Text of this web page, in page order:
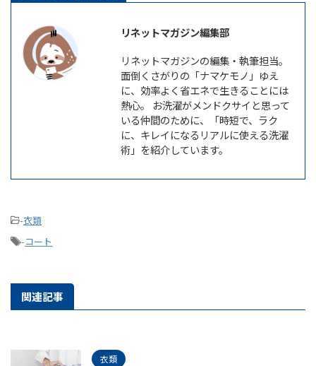
リネットマガジン編集部
リネットマガジンの編集・執筆担当。
面倒くさがりの「ナマケモノ」ゆえ
に、効率よく省エネで生きることには
熱心。 お洗濯がメンドクサイと思って
いる仲間のために、「時短で、ラク
に、キレイになるリアルに使える洗濯
術」を紹介しています。
-衣類
-コート
関連記事
衣類